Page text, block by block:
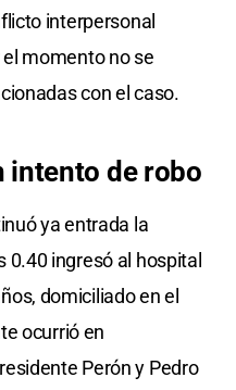
interpersonal
momento no se
con el caso.
intento de robo
ya entrada la
0.40 ingresó al hospital
domiciliado en el
ocurrió en
Perón y Pedro